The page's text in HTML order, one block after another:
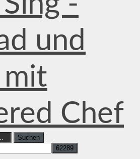
und
mit
Chef